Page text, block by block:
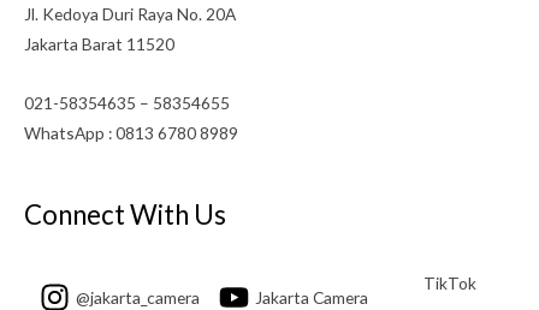
Jl. Kedoya Duri Raya No. 20A
Jakarta Barat 11520
021-58354635 – 58354655
WhatsApp : 0813 6780 8989
Connect With Us
@jakarta_camera Jakarta Camera
TikTok